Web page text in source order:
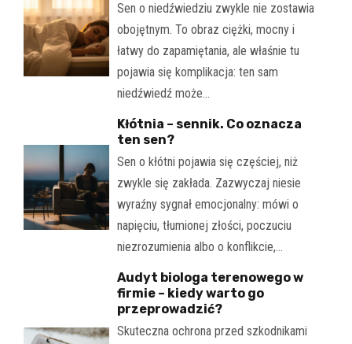
Sen o niedźwiedziu zwykle nie zostawia
obojętnym. To obraz ciężki, mocny i
łatwy do zapamiętania, ale właśnie tu
pojawia się komplikacja: ten sam
niedźwiedź może…
Kłótnia – sennik. Co oznacza
ten sen?
Sen o kłótni pojawia się częściej, niż
zwykle się zakłada. Zazwyczaj niesie
wyraźny sygnał emocjonalny: mówi o
napięciu, tłumionej złości, poczuciu
niezrozumienia albo o konflikcie,…
Audyt biologa terenowego w
firmie – kiedy warto go
przeprowadzić?
Skuteczna ochrona przed szkodnikami